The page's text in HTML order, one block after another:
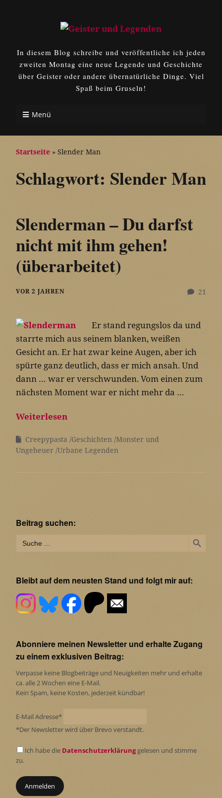
In diesem Blog schreibe und veröffentliche ich jeden
zweiten Montag eine neue Legende und Geschichte
über Geister oder andere übernatürliche Dinge. Viel
Spaß beim Gruseln!
Menü
Startseite » Slender Man
Schlagwort: Slender Man
Slenderman – Du darfst
nicht mit ihm gehen!
(überarbeitet)
21
VOR 2 JAHREN
Er stand regungslos da und
starrte mich aus seinem blanken, weißen
Gesicht an. Er hat zwar keine Augen, aber ich
spürte ganz deutlich, dass er mich ansah. Und
dann … war er verschwunden. Vom einen zum
nächsten Moment war er nicht mehr da …
Weiterlesen
Creepypasta Geschichten Monster und
Ungeheuer Urbane Legenden
Beitrag suchen:
for:
Bleibt auf dem neusten Stand und folgt mir auf:
Abonniere meinen Newsletter und erhalte Zugang
zu einem exklusiven Beitrag:
Verpasse keine Blogbeiträge und Neuigkeiten mehr und erhalte
ca. alle 2 Wochen eine E-Mail.
Kein Spam, keine Kosten, jederzeit kündbar!
E-Mail Adresse*
*Der Newsletter wird über Brevo verstandt.
Ich habe die Datenschutzerklärunggelesen und stimme
zu.